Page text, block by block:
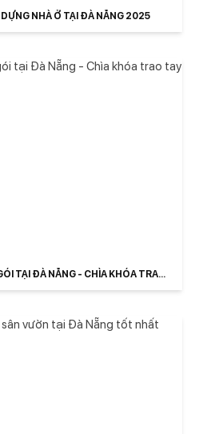
DỰNG NHÀ Ở TẠI ĐÀ NẴNG 2025
TẠI ĐÀ NẴNG - CHÌA KHÓA TRAO